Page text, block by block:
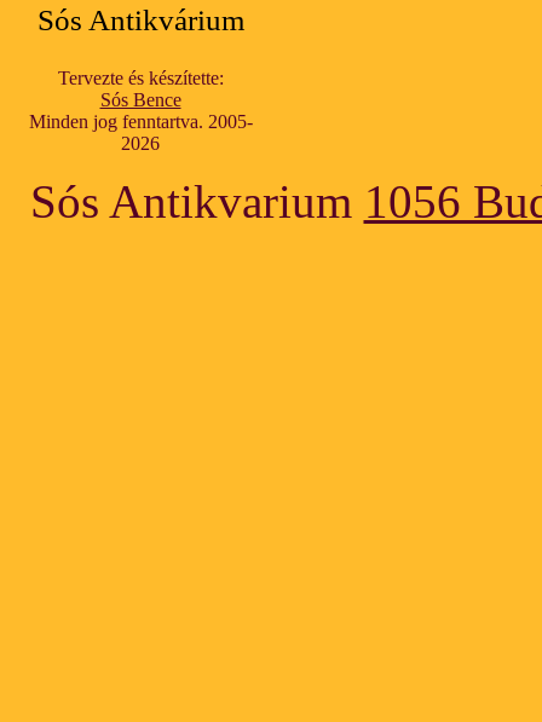
Sós Antikvárium
Tervezte és készítette:
Sós Bence
Minden jog fenntartva. 2005-
2026
Sós Antikvarium 1056